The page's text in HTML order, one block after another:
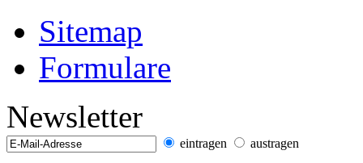
Sitemap
Formulare
Newsletter
eintragen austragen